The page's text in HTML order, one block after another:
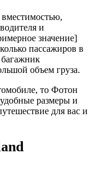
и
значение]
пассажиров в
объем груза.
то Фотон
размеры и
для вас и